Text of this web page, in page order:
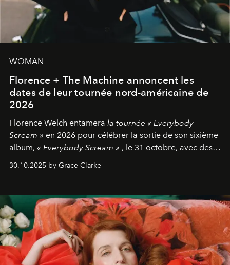
WOMAN
Florence + The Machine annoncent les
dates de leur tournée nord-américaine de
2026
Florence Welch entamera la tournée « Everybody
Scream » en 2026 pour célébrer la sortie de son sixième
album, « Everybody Scream » , le 31 octobre, avec des
dates nord-américaines débutant en avril prochain.
30.10.2025 by Grace Clarke